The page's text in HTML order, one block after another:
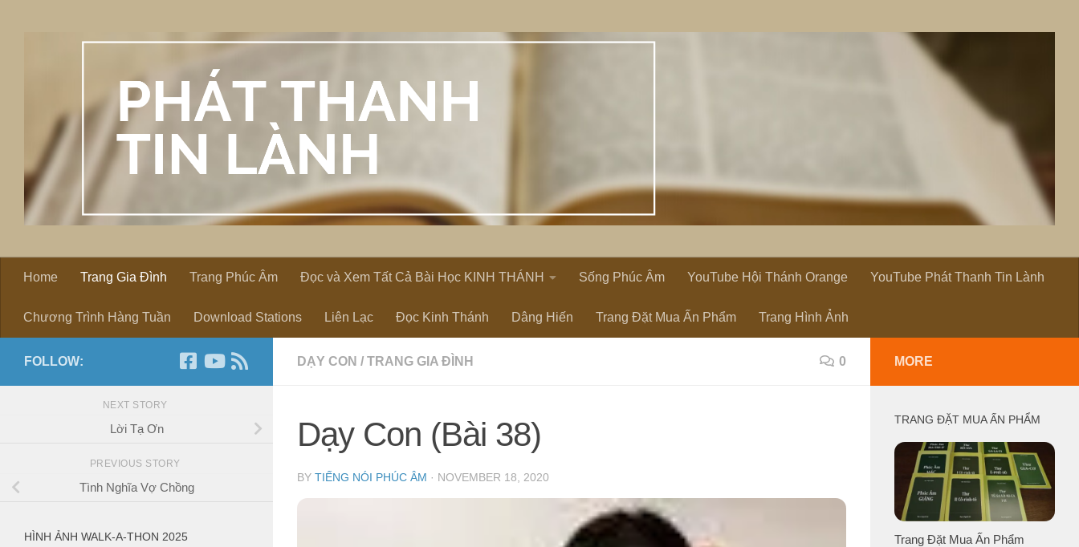
Home Trang Gia Đình Trang Phúc Âm Đọc và Xem Tất Cả Bài Học KINH THÁNH Sống Phúc Âm YouTube Hội Thánh Orange YouTube Phát Thanh Tin Lành
Chương Trình Hàng Tuần Download Stations Liên Lạc Đọc Kinh Thánh Dâng Hiến Trang Đặt Mua Ấn Phẩm Trang Hình Ảnh
DẠY CON / TRANG GIA ĐÌNH 0
Dạy Con (Bài 38)
BY TIẾNG NÓI PHÚC ÂM · NOVEMBER 18, 2020
FOLLOW:
NEXT STORY
Lời Tạ Ơn
PREVIOUS STORY
Tình Nghĩa Vợ Chồng
HÌNH ẢNH WALK-A-THON 2025
MORE
TRANG ĐẶT MUA ẤN PHẨM
Trang Đặt Mua Ấn Phẩm